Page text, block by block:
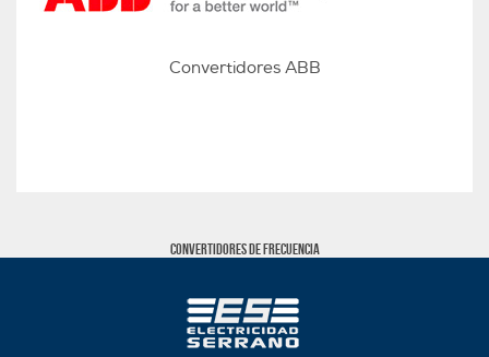
Convertidores ABB
Convertidores de frecuencia